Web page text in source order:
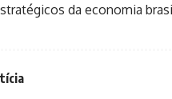
da economia